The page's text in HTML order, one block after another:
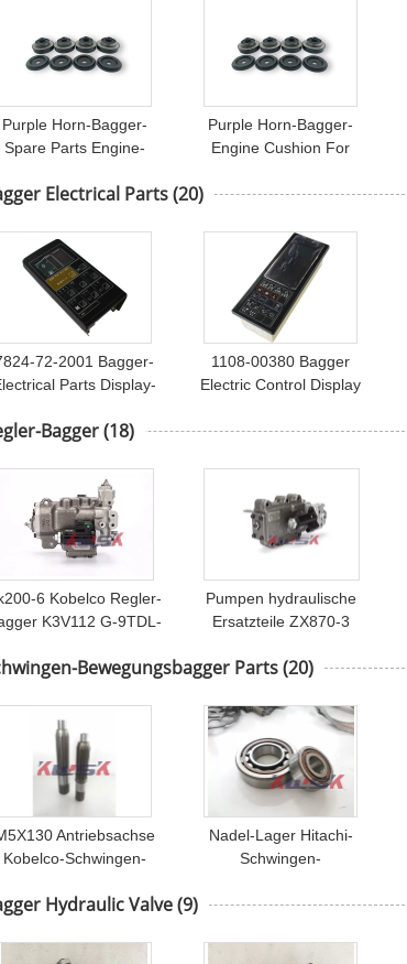
Purple Horn-Bagger-
Spare Parts Engine-
Doosan DH220-5
Purple Horn-Bagger-
Engine Cushion For
Electrical Parts (20)
72-2001 Bagger-
Parts Display-
PC120-5 PC200-5
1108-00380 Bagger
Electric Control Display
HD820-3
Bagger (18)
6 Kobelco Regler-
K3V112 G-9TDL-
Pumpen hydraulische
Ersatzteile ZX870-3
D0E23
Bewegungsbagger Parts (20)
Antriebsachse
Kobelco-Schwingen-
Inner Part
Nadel-Lager Hitachi-
Schwingen-
M5X130
Hydraulic Valve (9)